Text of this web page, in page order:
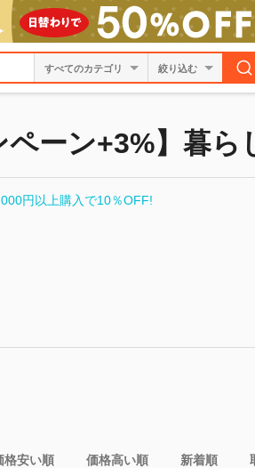
絞り込む
ペーン+3%】暮
円以上購入で10％OFF!
格安い順 価格高い順 新着順